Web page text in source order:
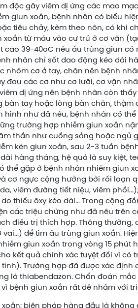
độc gây viêm dị ứng các mao
giun xoắn, bệnh nhân có biểu
tiêu chảy, kèm theo nôn, có khi
xoắn từ máu vào cư trú ở cơ vân
cao 39-40oC nếu ấu trùng giun
nhân chỉ sốt dao động kéo dài
nhóm cơ ở tay, chân nên bệnh
đau các cơ như cơ lưỡi, cơ vận
dị ứng nên bệnh nhân còn
bàn tay hoặc lòng bàn chân, thậm
hình như đã nêu, bệnh nhân có
trường hợp nhiễm giun xoắn
thần như cuồng sảng hoặc ngủ
kén giun xoắn, sau 2-3 tuần
hàng tháng, hệ quả là suy kiệt,
thể gặp ở bệnh nhân nhiễm giun
cơ ngực cộng hưởng bởi rối loạn
viêm đường tiết niệu, viêm
thiếu ôxy kéo dài... Trong cộng
các triệu chứng như đã nêu trên
điều trị thích hợp. Thông thường,
để tìm ấu trùng giun xoắn.
giun xoắn trong vòng 15 phút
kết quả chính xác tuyệt đối vì
Trường hợp đã được xác định
là thiabendazon. Chẩn đoán
bệnh giun xoắn rất dễ nhầm với
biện pháp hàng đầu là không